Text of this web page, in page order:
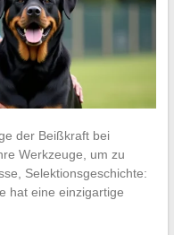
der Beißkraft bei
Werkzeuge, um zu
Selektionsgeschichte:
hat eine einzigartige